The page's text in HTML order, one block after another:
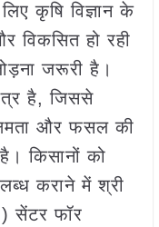
कृषि विज्ञान के
विकसित हो रही
जरूरी है।
है, जिससे
और फसल की
किसानों को
कराने में श्री
सेंटर फॉर